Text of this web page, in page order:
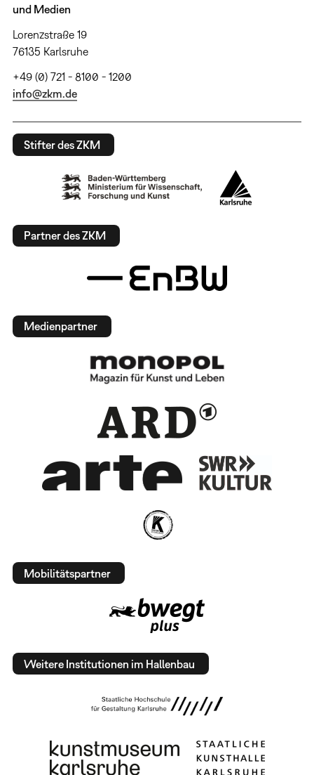
und Medien
Lorenzstraße 19
76135 Karlsruhe
+49 (0) 721 - 8100 - 1200
info@zkm.de
Stifter des ZKM
Partner des ZKM
Medienpartner
Mobilitätspartner
Weitere Institutionen im Hallenbau